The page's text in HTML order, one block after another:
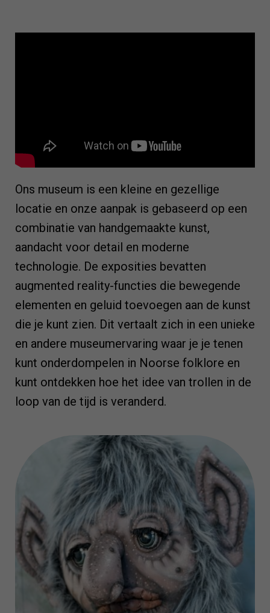
Ons museum is een kleine en gezellige
locatie en onze aanpak is gebaseerd op een
combinatie van handgemaakte kunst,
aandacht voor detail en moderne
technologie. De exposities bevatten
augmented reality-functies die bewegende
elementen en geluid toevoegen aan de kunst
die je kunt zien. Dit vertaalt zich in een unieke
en andere museumervaring waar je je tenen
kunt onderdompelen in Noorse folklore en
kunt ontdekken hoe het idee van trollen in de
loop van de tijd is veranderd.